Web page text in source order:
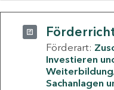
Förderart:
Investieren
Sachanlagen